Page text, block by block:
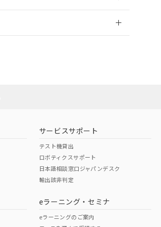
サービスサポート
テスト機貸出
ロボティクスサポート
日本語相談窓口ジャパンデスク
輸出該非判定
eラーニング・セミナ
eラーニングのご案内